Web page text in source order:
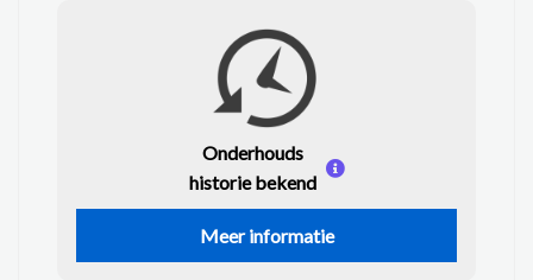
Onderhouds
historie bekend
Meer informatie